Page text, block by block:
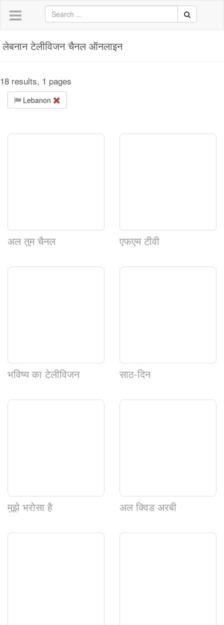
लेबनान टेलीविजन चैनल ऑनलाइन
18 results, 1 pages
Lebanon
अल तुम चैनल एफएम टीवी
भविष्य का टेलीविजन साठ-दिन
मुझे भरोसा है अल क्विड अरबी